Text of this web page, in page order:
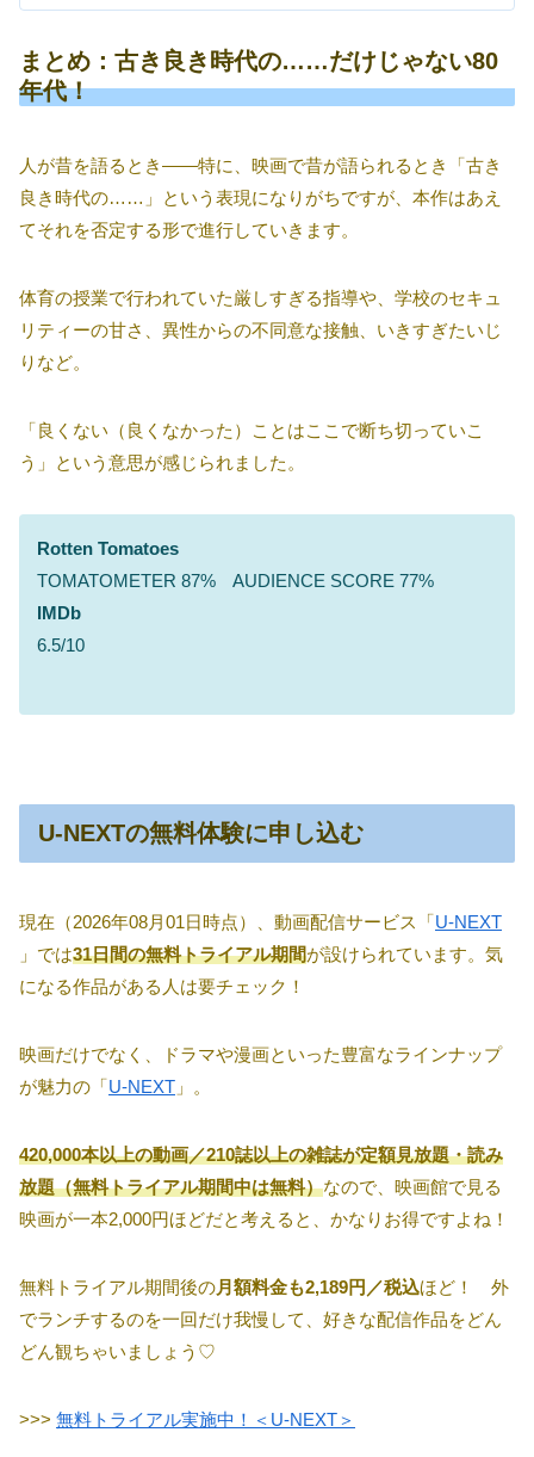
まとめ：古き良き時代の……だけじゃない80
年代！
人が昔を語るとき――特に、映画で昔が語られるとき「古き
良き時代の……」という表現になりがちですが、本作はあえ
てそれを否定する形で進行していきます。
体育の授業で行われていた厳しすぎる指導や、学校のセキュ
リティーの甘さ、異性からの不同意な接触、いきすぎたいじ
りなど。
「良くない（良くなかった）ことはここで断ち切っていこ
う」という意思が感じられました。
Rotten Tomatoes
TOMATOMETER 87% AUDIENCE SCORE 77%
IMDb
6.5/10
U-NEXTの無料体験に申し込む
現在（2026年08月01日時点）、動画配信サービス「U-NEXT
」では31日間の無料トライアル期間が設けられています。気
になる作品がある人は要チェック！
映画だけでなく、ドラマや漫画といった豊富なラインナップ
が魅力の「U-NEXT 」。
420,000本以上の動画／210誌以上の雑誌が定額見放題・読み
放題（無料トライアル期間中は無料）なので、映画館で見る
映画が一本2,000円ほどだと考えると、かなりお得ですよね！
無料トライアル期間後の月額料金も2,189円／税込ほど！ 外
でランチするのを一回だけ我慢して、好きな配信作品をどん
どん観ちゃいましょう♡
>>> 無料トライアル実施中！＜U-NEXT＞